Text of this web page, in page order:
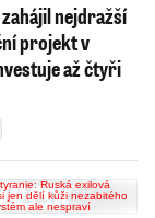
nejdražší
projekt v
až čtyři